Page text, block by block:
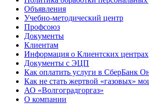
Oбъявления
Учебно-методический центр
Профсоюз
Документы
Клиентам
Информация о Клиентских центрах
Документы с ЭЦП
Как оплатить услуги в СберБанк
Как не стать жертвой «газовых»
АО «Волгоградгоргаз»
О компании